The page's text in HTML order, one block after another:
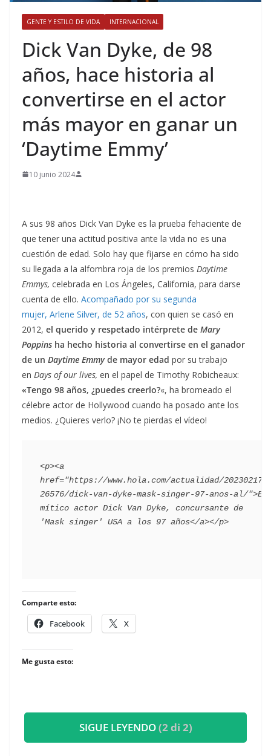
GENTE Y ESTILO DE VIDA INTERNACIONAL
​Dick Van Dyke, de 98
años, hace historia al
convertirse en el actor
más mayor en ganar un
‘Daytime Emmy’
10 junio 2024
A sus 98 años Dick Van Dyke es la prueba fehaciente de
que tener una actitud positiva ante la vida no es una
cuestión de edad. Solo hay que fijarse en cómo ha sido
su llegada a la alfombra roja de los premios Daytime
Emmys, celebrada en Los Ángeles, California, para darse
cuenta de ello. Acompañado por su segunda
mujer, Arlene Silver, de 52 años, con quien se casó en
2012, el querido y respetado intérprete de Mary
Poppins ha hecho historia al convertirse en el ganador
de un Daytime Emmyde mayor edad por su trabajo
en Days of our lives, en el papel de Timothy Robicheaux:
«Tengo 98 años, ¿puedes creerlo?«, ha bromeado el
célebre actor de Hollywood cuando ha posado ante los
medios. ¿Quieres verlo? ¡No te pierdas el vídeo!
<p><a
href="https://www.hola.com/actualidad/202302172
26576/dick-van-dyke-mask-singer-97-anos-al/">El
mítico actor Dick Van Dyke, concursante de
Comparte esto:
Facebook X
Me gusta esto:
SIGUE LEYENDO(2 di 2)